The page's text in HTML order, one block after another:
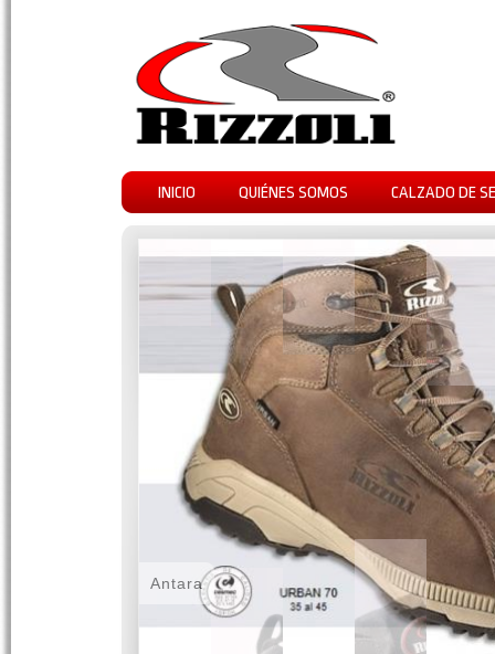
INICIO QUIÉNES SOMOS CALZADO DE
Antara